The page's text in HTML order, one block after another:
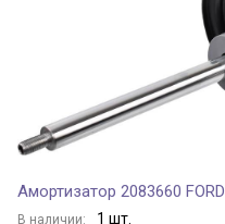
Амортизатор 2083660 FORD
В наличии: 1 шт.